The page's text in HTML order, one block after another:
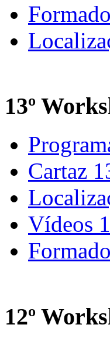
13º
Cartaz
Vídeos
12º